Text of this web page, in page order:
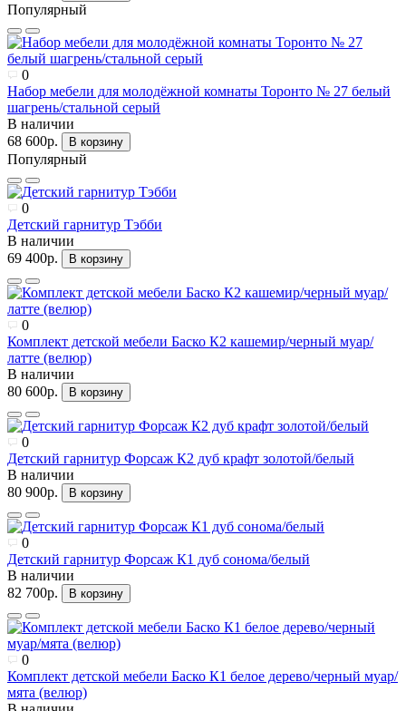
Популярный
0
Набор мебели для молодёжной комнаты Торонто № 27 белый
шагрень/стальной серый
В наличии
68 600р.
В корзину
Популярный
0
Детский гарнитур Тэбби
В наличии
69 400р.
В корзину
0
Комплект детской мебели Баско К2 кашемир/черный муар/
латте (велюр)
В наличии
80 600р.
В корзину
0
Детский гарнитур Форсаж К2 дуб крафт золотой/белый
В наличии
80 900р.
В корзину
0
Детский гарнитур Форсаж К1 дуб сонома/белый
В наличии
82 700р.
В корзину
0
Комплект детской мебели Баско К1 белое дерево/черный муар/
мята (велюр)